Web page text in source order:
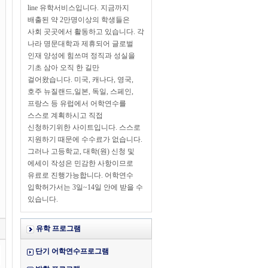
line 유학서비스입니다. 지금까지
배출된 약 2만명이상의 학생들은
사회 곳곳에서 활동하고 있습니다. 각
나라 명문대학과 제휴되어 글로벌
인재 양성에 힘쓰며 정직과 성실을
기초 삼아 오직 한 길만
걸어왔습니다. 미국, 캐나다, 영국,
호주 뉴질랜드,일본, 독일, 스페인,
프랑스 등 유럽에서 어학연수를
스스로 계획하시고 직접
신청하기위한 사이트입니다. 스스로
지원하기 때문에 수수료가 없습니다.
그러나 고등학교, 대학(원) 신청 및
에세이 작성은 민감한 사항이므로
유료로 진행가능합니다. 어학연수
입학허가서는 3일~14일 안에 받을 수
있습니다.
유학 프로그램
단기 어학연수프로그램